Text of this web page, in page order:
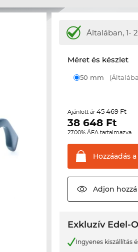
Általában, 1-
Méret és készlet
50 mm
Ajánlott ár45 469 Ft
38 648 Ft
27.00% ÁFA tartalmazva
Hozzáadás a
Adjon hozzá
Exkluzív Edel-
Ingyenes kiszállítás